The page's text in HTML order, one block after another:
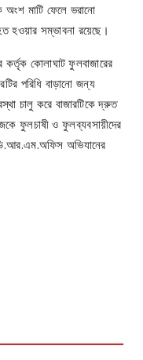
অংশ মাটি ফেলে ভরানো
হওয়ার সম্ভাবনা রয়েছে।
কোলাঘাট ফুলবাজারের
পরিধি বাড়ানো জন্য
চালু করে বাজারটিকে দ্রুত
ফুলচাষী ও ফুলব্যবসায়ীদের
অভিযানের